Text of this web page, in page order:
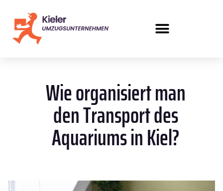
Wie organisiert man
den Transport des
Aquariums in Kiel?